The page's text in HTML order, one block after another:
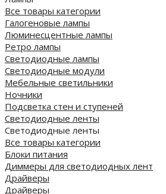
Все товары категории
Галогеновые лампы
Люминесцентные лампы
Ретро лампы
Светодиодные лампы
Светодиодные модули
Мебельные светильники
Ночники
Подсветка стен и ступеней
Светодиодные ленты
Светодиодные ленты
Все товары категории
Блоки питания
Диммеры для светодиодных лент
Драйверы
Драйверы